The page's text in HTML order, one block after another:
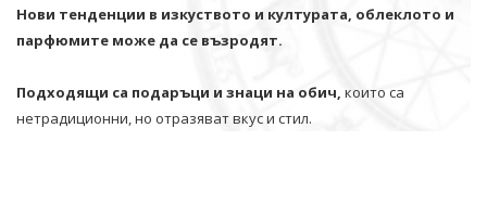
Нови тенденции в изкуството и културата, облеклото и
парфюмите може да се възродят.
Подходящи са подаръци и знаци на обич, които са
нетрадиционни, но отразяват вкус и стил.